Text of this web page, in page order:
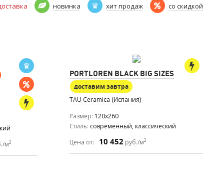
новинка хит продаж со скидкой
м2
PORTLOREN BLACK BIG SIZES
доставим завтра
TAU Ceramica (Испания)
Размер 120x260
Стиль современный, классический
Цена от:
10 452 руб./м2